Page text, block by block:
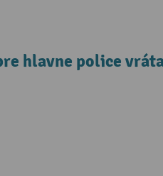
hlavne police